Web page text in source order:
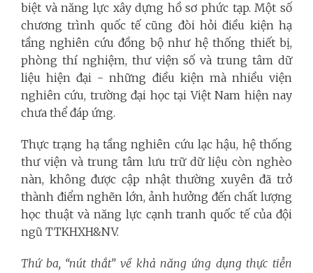
biệt và năng lực xây dựng hồ sơ phức tạp. Một số
chương trình quốc tế cũng đòi hỏi điều kiện hạ
tầng nghiên cứu đồng bộ như hệ thống thiết bị,
phòng thí nghiệm, thư viện số và trung tâm dữ
liệu hiện đại - những điều kiện mà nhiều viện
nghiên cứu, trường đại học tại Việt Nam hiện nay
chưa thể đáp ứng.
Thực trạng hạ tầng nghiên cứu lạc hậu, hệ thống
thư viện và trung tâm lưu trữ dữ liệu còn nghèo
nàn, không được cập nhật thường xuyên đã trở
thành điểm nghẽn lớn, ảnh hưởng đến chất lượng
học thuật và năng lực cạnh tranh quốc tế của đội
ngũ TTKHXH&NV.
Thứ ba, “nút thắt” về khả năng ứng dụng thực tiễn